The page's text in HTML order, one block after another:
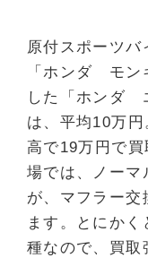
原付スポーツバ
「ホンダ モン
した「ホンダ
は、平均10万
高で19万円で
場では、ノーマ
が、マフラー交
ます。とにか
種なので、買取